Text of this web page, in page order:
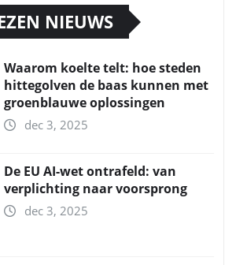
NIEUWS
Waarom koelte telt: hoe steden
hittegolven de baas kunnen met
groenblauwe oplossingen
dec 3, 2025
De EU AI-wet ontrafeld: van
verplichting naar voorsprong
dec 3, 2025